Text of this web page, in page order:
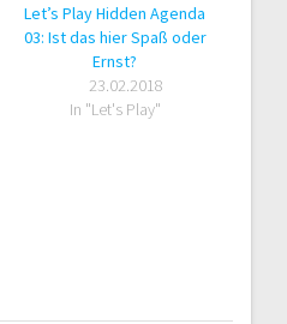
Let’s Play Hidden Agenda
03: Ist das hier Spaß oder
Ernst?
23.02.2018
In "Let's Play"